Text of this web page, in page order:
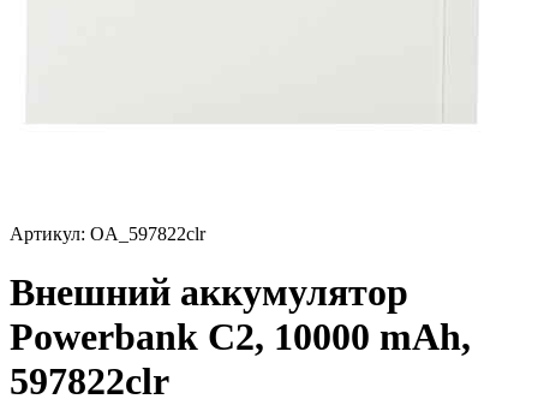
Артикул: OA_597822clr
Внешний аккумулятор
Powerbank C2, 10000 mAh,
597822clr